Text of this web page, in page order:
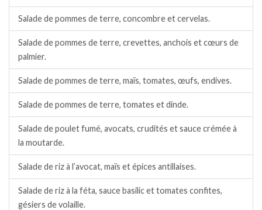
Salade de pommes de terre, concombre et cervelas.
Salade de pommes de terre, crevettes, anchois et cœurs de
palmier.
Salade de pommes de terre, maïs, tomates, œufs, endives.
Salade de pommes de terre, tomates et dinde.
Salade de poulet fumé, avocats, crudités et sauce crémée à
la moutarde.
Salade de riz à l’avocat, maïs et épices antillaises.
Salade de riz à la féta, sauce basilic et tomates confites,
gésiers de volaille.